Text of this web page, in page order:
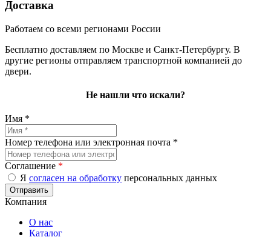
Доставка
Работаем со всеми регионами России
Бесплатно доставляем по Москве и Санкт-Петербургу. В
другие регионы отправляем транспортной компанией до
двери.
Не нашли что искали?
Имя *
Номер телефона или электронная почта *
Соглашение *
Я согласен на обработку персональных данных
Компания
О нас
Каталог